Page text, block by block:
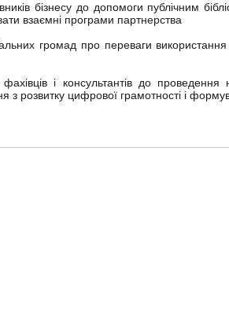
бізнесу до допомоги публічним
взаємні програми партнерства
громад про переваги використання
і консультантів до проведення
з розвитку цифрової грамотності і